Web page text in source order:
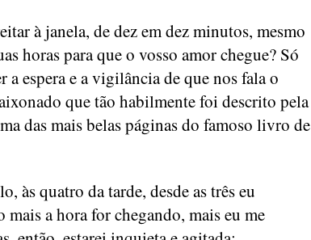
à janela, de dez em dez minutos, mesmo
horas para que o vosso amor chegue? Só
a espera e a vigilância de que nos fala o
que tão habilmente foi descrito pela
das mais belas páginas do famoso livro de
às quatro da tarde, desde as três eu
mais a hora for chegando, mais eu me